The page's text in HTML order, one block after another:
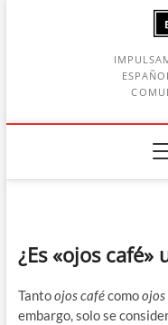
¿Es «ojos café»
Tantoojos cafécomoojos
embargo, solo se